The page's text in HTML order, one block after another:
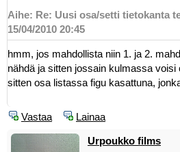
Aihe: Re: Uusi osa/setti tietokanta
15/04/2010 20:45
hmm, jos mahdollista niin 1. ja 2.
nähdä ja sitten jossain kulmassa voisi
sitten osa listassa figu kasattuna,
Vastaa Lainaa
Urpoukko films